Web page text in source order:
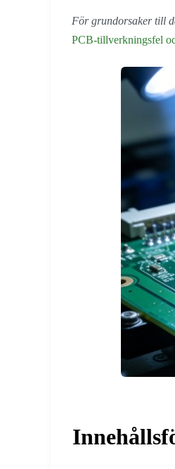
För grundorsaker till
PCB-tillverkningsfel